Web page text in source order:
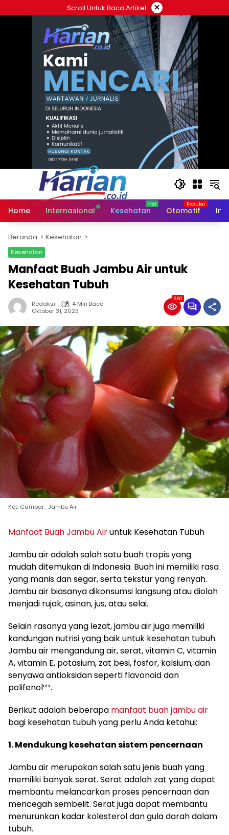
ke
Scroll Untuk Baca Artikel ×
Home Internasional Kesehatan Otomotif
Beranda Kesehatan
Kesehatan
Manfaat Buah Jambu Air untuk
Kesehatan Tubuh
Redaksi
4 Min Baca
Oktober 31, 2023
660
Ket. Gambar : Jambu Air
Manfaat Buah Jambu Airuntuk Kesehatan Tubuh
Jambu air adalah salah satu buah tropis yang
mudah ditemukan di Indonesia. Buah ini memiliki rasa
yang manis dan segar, serta tekstur yang renyah.
Jambu air biasanya dikonsumsi langsung atau diolah
menjadi rujak, asinan, jus, atau selai.
Selain rasanya yang lezat, jambu air juga memiliki
kandungan nutrisi yang baik untuk kesehatan tubuh.
Jambu air mengandung air, serat, vitamin C, vitamin
A, vitamin E, potasium, zat besi, fosfor, kalsium, dan
senyawa antioksidan seperti flavonoid dan
polifenol¹²³.
Berikut adalah beberapa manfaat buah jambu air
bagi kesehatan tubuh yang perlu Anda ketahui:
1. Mendukung kesehatan sistem pencernaan
Jambu air merupakan salah satu jenis buah yang
memiliki banyak serat. Serat adalah zat yang dapat
membantu melancarkan proses pencernaan dan
mencegah sembelit. Serat juga dapat membantu
menurunkan kadar kolesterol dan gula darah dalam
tubuh.